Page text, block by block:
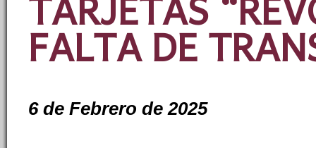
FALTA DE
6 de Febrero de 2025